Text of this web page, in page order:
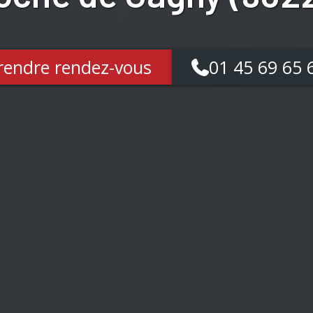
rendez-vous 01 45 69 65